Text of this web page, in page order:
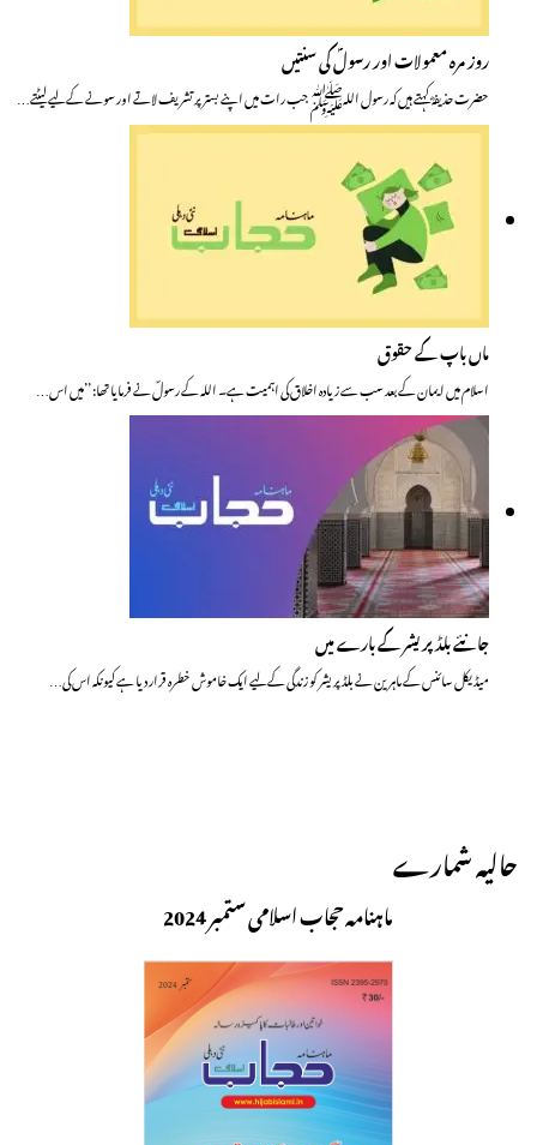
روز مرہ معمولات اور رسولؐ کی سنتیں
حضرت حذیفہؓ کہتے ہیں کہ رسول اللہﷺ جب رات میں اپنے بستر پر تشریف لاتے اور سونے کے لیے لیٹتے…
ماں باپ کے حقوق
اسلام میں ایمان کے بعد سب سے زیادہ اخلاق کی اہمیت ہے۔ اللہ کے رسولؐ نے فرمایا تھا: ’’میں اس…
جانئے بلڈ پریشر کے بارے میں
میڈیکل سائنس کے ماہرین نے بلڈ پریشر کو زندگی کے لیے ایک خاموش خطرہ قرار دیا ہے کیونکہ اس کی…
حالیہ شمارے
ماہنامہ حجاب اسلامی ستمبر 2024